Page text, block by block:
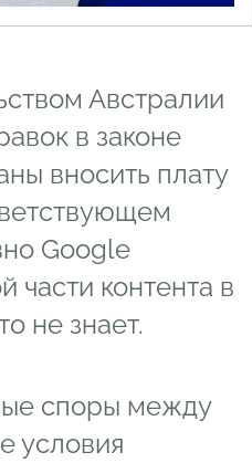
Австралии
в законе
вносить плату
Google
части контента в
не знает.
споры между
условия